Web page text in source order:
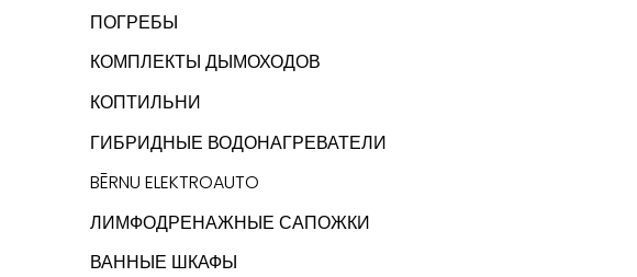
ПОГРЕБЫ
КОМПЛЕКТЫ ДЫМОХОДОВ
КОПТИЛЬНИ
ГИБРИДНЫЕ ВОДОНАГРЕВАТЕЛИ
BĒRNU ELEKTROAUTO
ЛИМФОДРЕНАЖНЫЕ САПОЖКИ
ВАННЫЕ ШКАФЫ